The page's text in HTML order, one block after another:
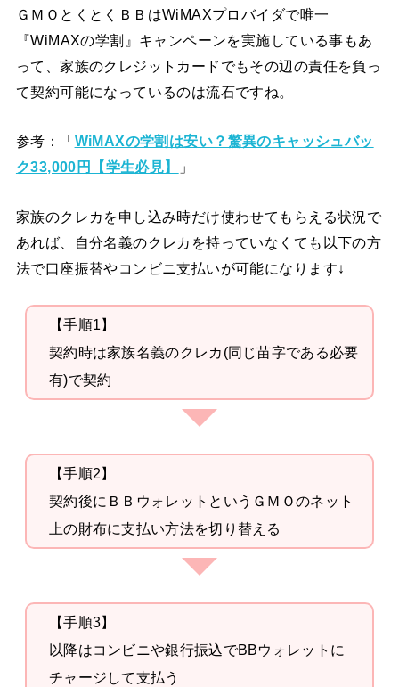
ＧＭＯとくとくＢＢはWiMAXプロバイダで唯一
『WiMAXの学割』キャンペーンを実施している事もあ
って、家族のクレジットカードでもその辺の責任を負っ
て契約可能になっているのは流石ですね。
参考：「 WiMAXの学割は安い？驚異のキャッシュバッ
ク33,000円【学生必見】
」
家族のクレカを申し込み時だけ使わせてもらえる状況で
あれば、自分名義のクレカを持っていなくても以下の方
法で口座振替やコンビニ支払いが可能になります↓
【手順1】
契約時は家族名義のクレカ(同じ苗字である必要
有)で契約
【手順2】
契約後にＢＢウォレットというＧＭＯのネット
上の財布に支払い方法を切り替える
【手順3】
以降はコンビニや銀行振込でBBウォレットに
チャージして支払う